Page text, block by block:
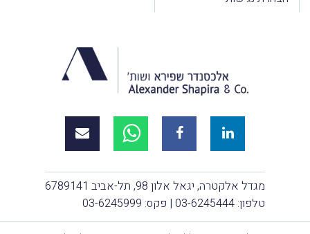
מגדל אלקטרה, יגאל אלון 98, תל-אביב 6789141
טלפון: 03-6245444 | פקס: 03-6245999